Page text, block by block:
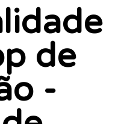
de
-